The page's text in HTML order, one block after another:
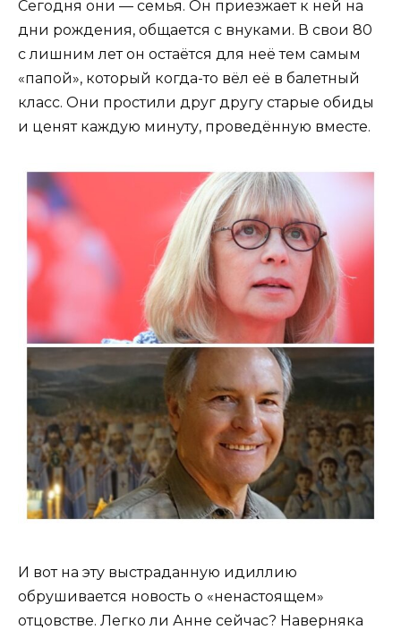
Сегодня они — семья. Он приезжает к ней на
дни рождения, общается с внуками. В свои 80
с лишним лет он остаётся для неё тем самым
«папой», который когда-то вёл её в балетный
класс. Они простили друг другу старые обиды
и ценят каждую минуту, проведённую вместе.
И вот на эту выстраданную идиллию
обрушивается новость о «ненастоящем»
отцовстве. Легко ли Анне сейчас? Наверняка